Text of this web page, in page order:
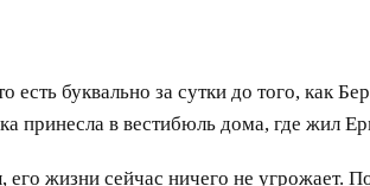
буквально за сутки до того, как
принесла в вестибюль дома, где жил
его жизни сейчас ничего не